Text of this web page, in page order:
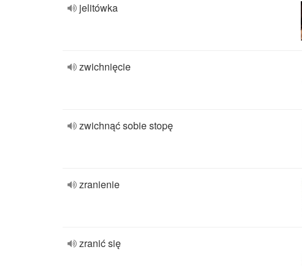
jelitówka
zwichnięcie
zwichnąć sobie stopę
zranienie
zranić się